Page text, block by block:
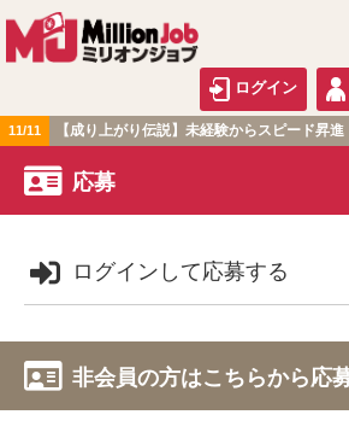
ログイン
11/11 【成り上がり伝説】未経験からスピード昇進！転職を重ねて見つ
関東版
応募
ログインして応募する
非会員の方はこちらから応